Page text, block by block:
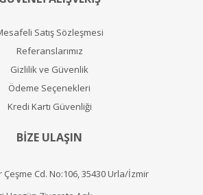
Satış Sözleşmesi
Referanslarımız
Gizlilik ve Güvenlik
Ödeme Seçenekleri
Kredi Kartı Güvenliği
BİZE ULAŞIN
Cd. No:106, 35430 Urla/İzmir